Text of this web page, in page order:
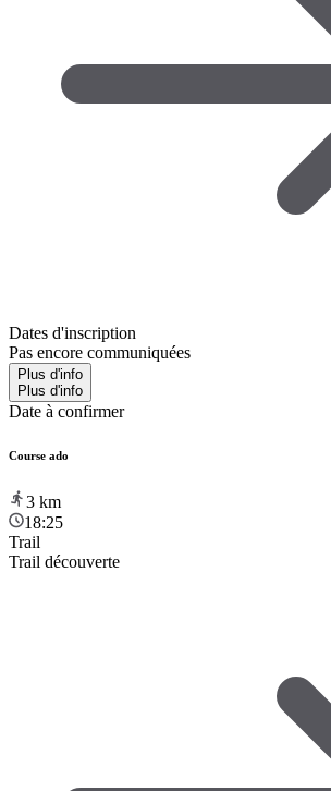
Dates d'inscription
Pas encore communiquées
Plus d'info
Plus d'info
Date à confirmer
Course ado
3 km
18:25
Trail
Trail découverte